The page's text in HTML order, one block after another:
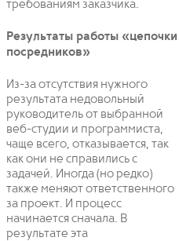
требованиям заказчика.
Результаты работы «цепочки
посредников»
Из-за отсутствия нужного
результата недовольный
руководитель от выбранной
веб-студии и программиста,
чаще всего, отказывается, так
как они не справились с
задачей. Иногда (но редко)
также меняют ответственного
за проект. И процесс
начинается сначала. В
результате эта